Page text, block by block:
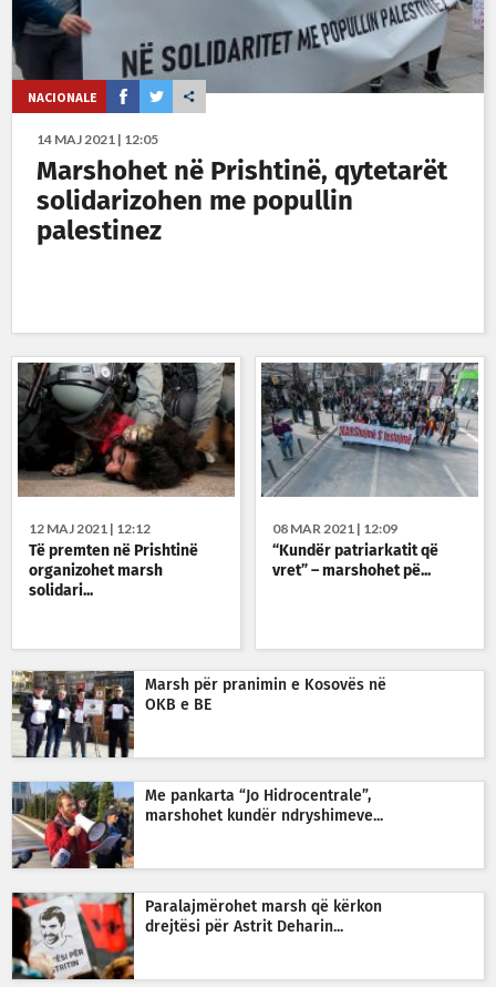
NACIONALE
14 MAJ 2021 | 12:05
Marshohet në Prishtinë, qytetarët
solidarizohen me popullin
palestinez
12 MAJ 2021 | 12:12
Të premten në Prishtinë
organizohet marsh
solidari...
08 MAR 2021 | 12:09
“Kundër patriarkatit që
vret” – marshohet pë...
Marsh për pranimin e Kosovës në
OKB e BE
Me pankarta “Jo Hidrocentrale”,
marshohet kundër ndryshimeve...
Paralajmërohet marsh që kërkon
drejtësi për Astrit Deharin...